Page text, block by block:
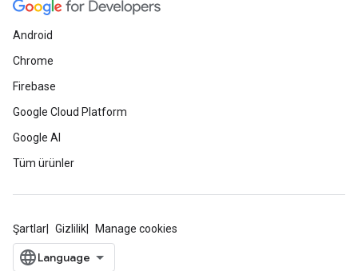
Android
Chrome
Firebase
Google Cloud Platform
Google AI
Tüm ürünler
Şartlar Gizlilik Manage cookies